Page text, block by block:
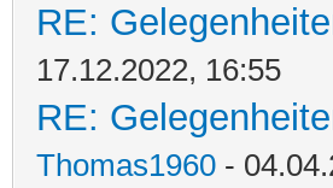
RE:
17.12.2022, 16:55
RE:
Thomas1960 -